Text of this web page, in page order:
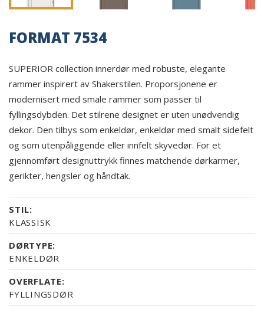
FORMAT 7534
SUPERIOR collection innerdør med robuste, elegante
rammer inspirert av Shakerstilen. Proporsjonene er
modernisert med smale rammer som passer til
fyllingsdybden. Det stilrene designet er uten unødvendig
dekor. Den tilbys som enkeldør, enkeldør med smalt sidefelt
og som utenpåliggende eller innfelt skyvedør. For et
gjennomført designuttrykk finnes matchende dørkarmer,
gerikter, hengsler og håndtak.
STIL:
KLASSISK
DØRTYPE:
ENKELDØR
OVERFLATE:
FYLLINGSDØR